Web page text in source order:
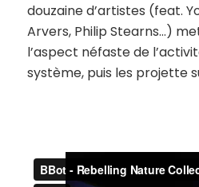
douzaine d’artistes (feat.
Arvers, Philip Stearns…)
l’aspect néfaste de
système, puis les projette